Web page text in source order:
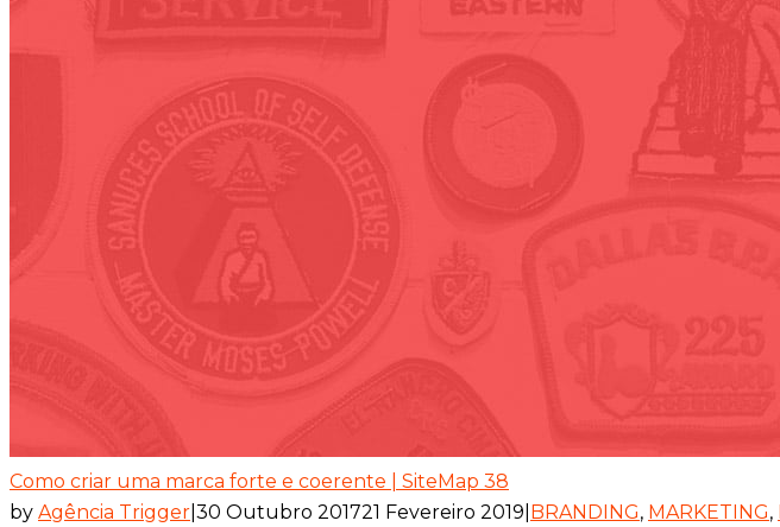
Como criar uma marca forte e coerente | SiteMap 38
by Agência Trigger 30 Outubro 201721 Fevereiro 2019 BRANDING, MARKETING,